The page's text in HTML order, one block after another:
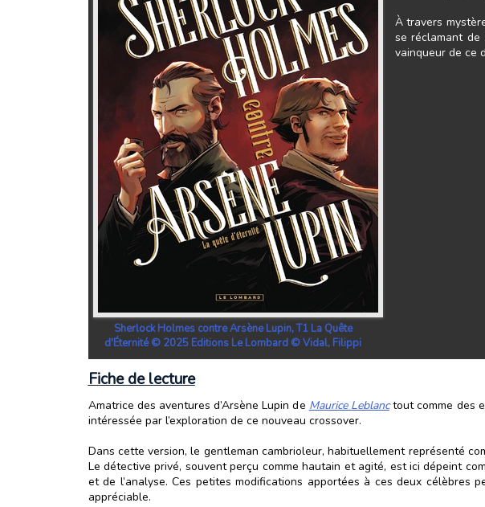
Sherlock Holmes contre Arsène Lupin, T1 La Quête
d'Éternité © 2025 Editions Le Lombard © Vidal, Filippi
À travers
se réclamant
vainqueur de ce
Fiche de lecture
Amatrice des aventures d’Arsène Lupin de Maurice Leblanctout comme des
intéressée par l’exploration de ce nouveau crossover.
Dans cette version, le gentleman cambrioleur, habituellement représenté
Le détective privé, souvent perçu comme hautain et agité, est ici dépeint
et de l’analyse. Ces petites modifications apportées à ces deux
appréciable.